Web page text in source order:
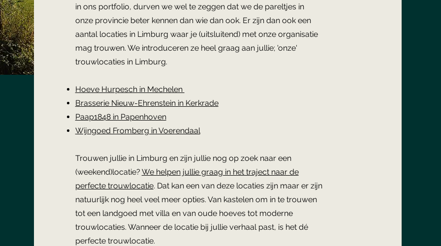
in ons portfolio, durven we wel te zeggen dat we de pareltjes in
onze provincie beter kennen dan wie dan ook. Er zijn dan ook een
aantal locaties in Limburg waar je (uitsluitend) met onze organisatie
mag trouwen. We introduceren ze heel graag aan jullie; 'onze'
trouwlocaties in Limburg.
Hoeve Hurpesch in Mechelen
Brasserie Nieuw-Ehrenstein in Kerkrade
Paap1848 in Papenhoven
Wijngoed Fromberg in Voerendaal
Trouwen jullie in Limburg en zijn jullie nog op zoek naar een
(weekend)locatie? We helpen jullie graag in het traject naar de
perfecte trouwlocatie. Dat kan een van deze locaties zijn maar er zijn
natuurlijk nog heel veel meer opties. Van kastelen om in te trouwen
tot een landgoed met villa en van oude hoeves tot moderne
trouwlocaties. Wanneer de locatie bij jullie verhaal past, is het dé
perfecte trouwlocatie.